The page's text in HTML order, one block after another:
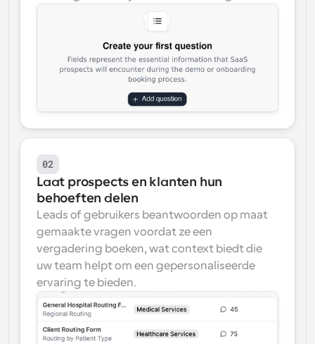
02
Laat prospects en klanten hun
behoeften delen
Leads of gebruikers beantwoorden op maat
gemaakte vragen voordat ze een
vergadering boeken, wat context biedt die
uw team helpt om een gepersonaliseerde
ervaring te bieden.